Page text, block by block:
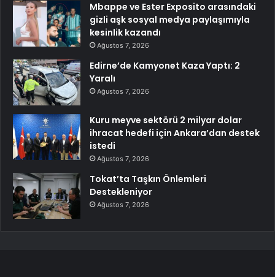
Mbappe ve Ester Exposito arasındaki
gizli aşk sosyal medya paylaşımıyla
kesinlik kazandı
Ağustos 7, 2026
Edirne’de Kamyonet Kaza Yaptı: 2
Yaralı
Ağustos 7, 2026
Kuru meyve sektörü 2 milyar dolar
ihracat hedefi için Ankara’dan destek
istedi
Ağustos 7, 2026
Tokat’ta Taşkın Önlemleri
Destekleniyor
Ağustos 7, 2026